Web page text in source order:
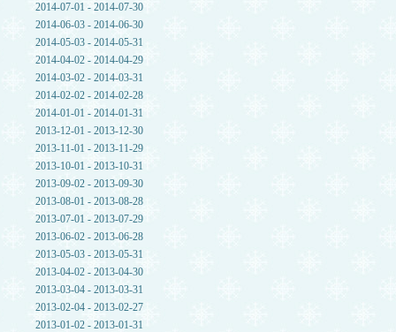
2014-07-01 - 2014-07-30
2014-06-03 - 2014-06-30
2014-05-03 - 2014-05-31
2014-04-02 - 2014-04-29
2014-03-02 - 2014-03-31
2014-02-02 - 2014-02-28
2014-01-01 - 2014-01-31
2013-12-01 - 2013-12-30
2013-11-01 - 2013-11-29
2013-10-01 - 2013-10-31
2013-09-02 - 2013-09-30
2013-08-01 - 2013-08-28
2013-07-01 - 2013-07-29
2013-06-02 - 2013-06-28
2013-05-03 - 2013-05-31
2013-04-02 - 2013-04-30
2013-03-04 - 2013-03-31
2013-02-04 - 2013-02-27
2013-01-02 - 2013-01-31